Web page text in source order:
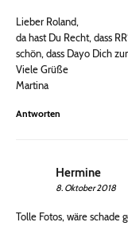
Lieber Roland,
da hast Du Recht, dass
schön, dass Dayo Dich
Viele Grüße
Martina
Antworten
Hermine
8. Oktober 2018
Tolle Fotos, wäre schade